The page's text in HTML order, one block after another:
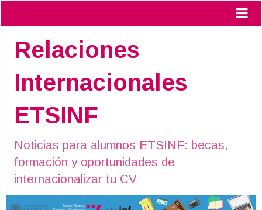
Relaciones
Internacionales
ETSINF
Noticias para alumnos ETSINF: becas,
formación y oportunidades de
internacionalizar tu CV